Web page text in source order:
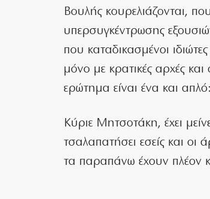
Βουλής κουρελιάζονται,
υπερσυγκέντρωσης
που καταδικασμένοι
μόνο με κρατικές αρχές
ερώτημα είναι ένα και απλό:
Κύριε Μητσοτάκη, έχει
τσαλαπατήσει εσείς και οι
τα παραπάνω έχουν πλέον